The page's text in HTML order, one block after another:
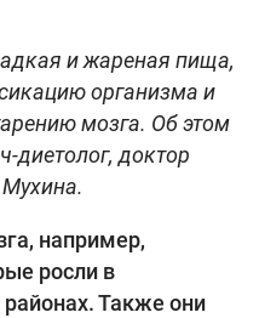
и жареная пища,
организма и
мозга. Об этом
диетолог, доктор
например,
росли в
Также они